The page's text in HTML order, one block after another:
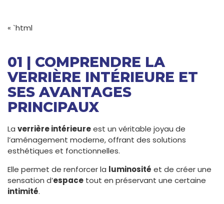
« `html
01 | COMPRENDRE LA
VERRIÈRE INTÉRIEURE ET
SES AVANTAGES
PRINCIPAUX
La verrière intérieureest un véritable joyau de
l’aménagement moderne, offrant des solutions
esthétiques et fonctionnelles.
Elle permet de renforcer la luminosité et de créer une
sensation d’espace tout en préservant une certaine
intimité.